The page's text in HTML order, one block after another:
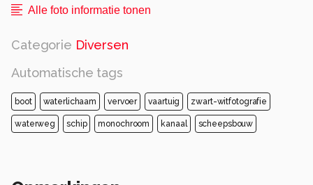
Alle foto informatie tonen
Categorie Diversen
Automatische tags
boot waterlichaam vervoer vaartuig zwart-witfotografie
waterweg schip monochroom kanaal scheepsbouw